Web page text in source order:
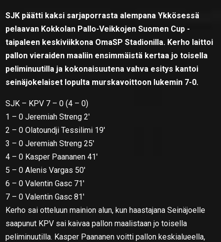
SJK päätti kaksi sarjaporrasta alempana Ykkösessä
pelaavan Kokkolan Pallo-Veikkojen Suomen Cup -
taipaleen keskiviikkona OmaSP Stadionilla. Kerho laittoi
pallon vieraiden maaliin ensimmäistä kertaa jo toisella
peliminuutilla ja kokonaisuutena vahva esitys kantoi
seinäjokelaiset lopulta murskavoittoon lukemin 7-0.
SJK – KPV 7 – 0 (4 – 0)
1 – 0 Jeremiah Streng 2′
2 – 0 Olatoundji Tessilimi 19′
3 – 0 Jeremiah Streng 25′
4 – 0 Kasper Paananen 41′
5 – 0 Alenis Vargas 50′
6 – 0 Valentin Gasc 71′
7 – 0 Valentin Gasc 81′
Kerho sai otteluun mainion alun, kun haastajana Seinäjoelle
saapunut KPV sai kaivaa pallon maalistaan jo toisella
peliminuutilla. Kasper Paananen voitti pallon keskialueella,